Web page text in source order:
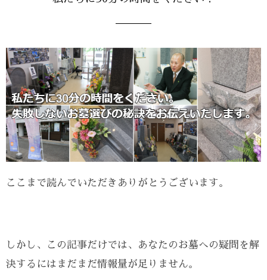
ここまで読んでいただきありがとうございます。
しかし、この記事だけでは、あなたのお墓への疑問を解
決するにはまだまだ情報量が足りません。